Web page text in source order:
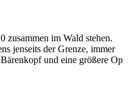
zusammen im Wald stehen.
jenseits der Grenze, immer
und eine größere Op